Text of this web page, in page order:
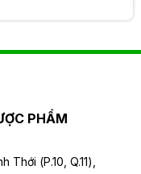
PHẨM
(P.10, Q.11),